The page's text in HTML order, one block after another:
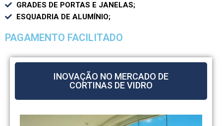
GRADES DE PORTAS E JANELAS;
ESQUADRIA DE ALUMÍNIO;
PAGAMENTO FACILITADO
INOVAÇÃO NO MERCADO DE
CORTINAS DE VIDRO